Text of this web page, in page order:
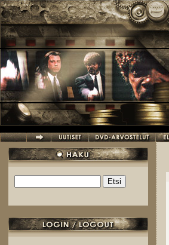
Hyppää pääsisältöön
Hakulomake